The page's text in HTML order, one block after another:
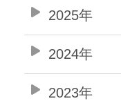
2025年
2024年
2023年